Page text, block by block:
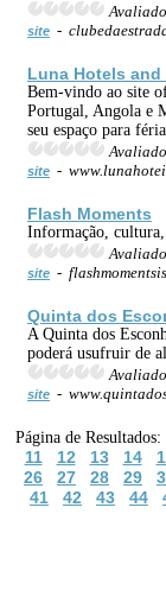
site -
Luna Hotels and
Bem-vindo ao site
Portugal, Angola e
seu espaço para
site -
Flash Moments
Informação, cultura,
site -
Quinta dos
A Quinta dos
poderá usufruir de
site -
Página de Resultados:
11
12 13 14
26
27 28 29
41
42 43 44